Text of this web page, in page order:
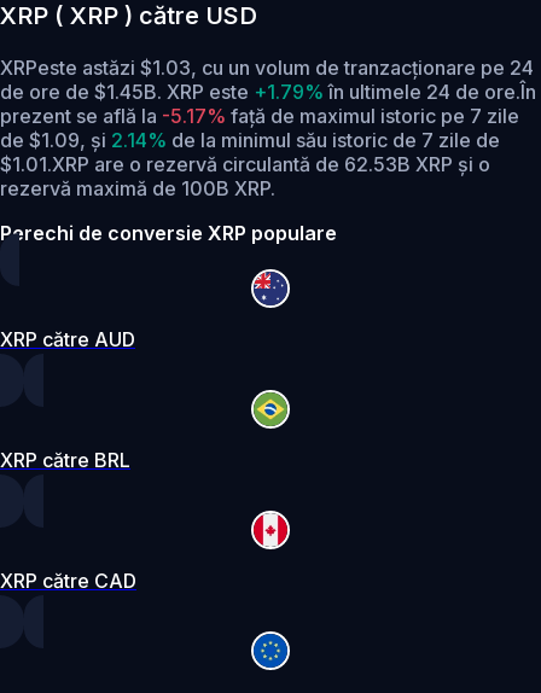
XRP ( XRP ) către USD
XRPeste astăzi $1.03, cu un volum de tranzacționare pe 24
de ore de $1.45B. XRP este +1.79%în ultimele 24 de ore.În
prezent se află la -5.17% față de maximul istoric pe 7 zile
de $1.09, și 2.14% de la minimul său istoric de 7 zile de
$1.01.XRP are o rezervă circulantă de 62.53B XRP și o
rezervă maximă de 100B XRP.
Perechi de conversie XRP populare
XRP către AUD
XRP către BRL
XRP către CAD